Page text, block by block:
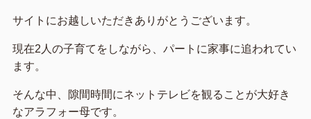
サイトにお越しいただきありがとうございます。
現在2人の子育てをしながら、パートに家事に追われてい
ます。
そんな中、隙間時間にネットテレビを観ることが大好き
なアラフォー母です。